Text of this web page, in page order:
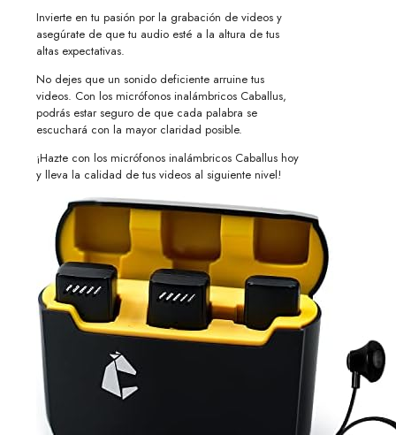
Invierte en tu pasión por la grabación de videos y
asegúrate de que tu audio esté a la altura de tus
altas expectativas.
No dejes que un sonido deficiente arruine tus
videos. Con los micrófonos inalámbricos Caballus,
podrás estar seguro de que cada palabra se
escuchará con la mayor claridad posible.
¡Hazte con los micrófonos inalámbricos Caballus hoy
y lleva la calidad de tus videos al siguiente nivel!